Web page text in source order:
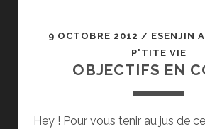
9 OCTOBRE 2012 / ESENJIN
P'TITE VIE
OBJECTIFS EN
Hey ! Pour vous tenir au jus de